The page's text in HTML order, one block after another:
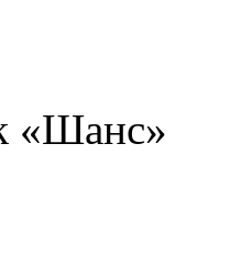
«Шанс»